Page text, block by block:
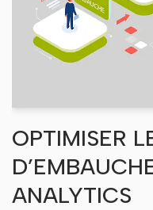
OPTIMISER
ANALYTICS